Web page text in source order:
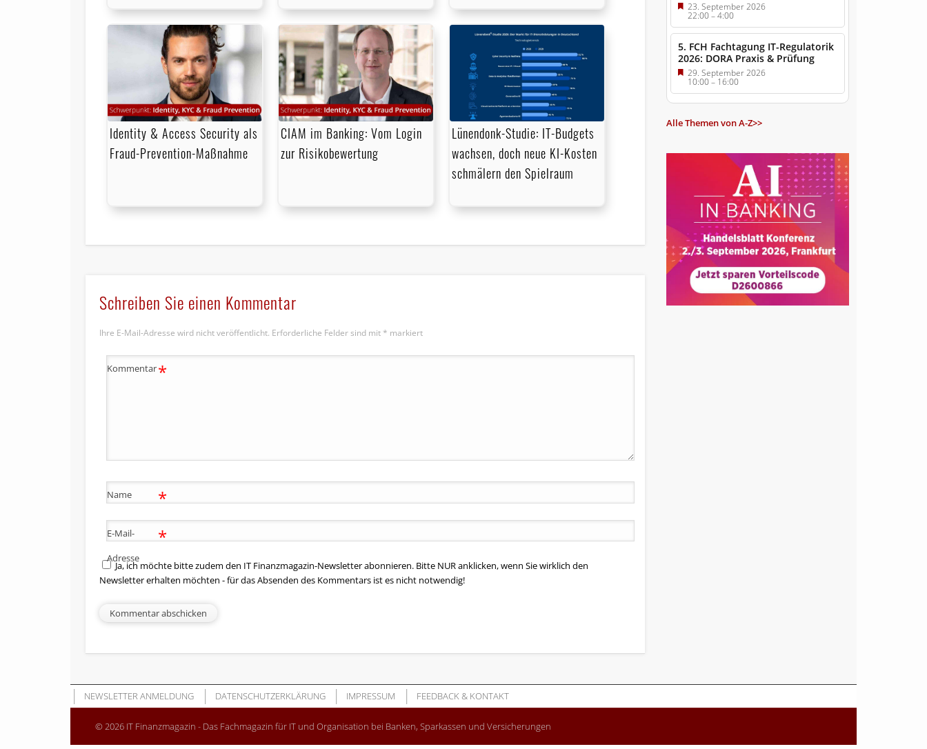
Identity & Access Security als
Fraud-Prevention-Maßnahme
CIAM im Banking: Vom Login
zur Risikobewertung
Lünendonk-Studie: IT-Budgets
wachsen, doch neue KI-Kosten
schmälern den Spielraum
Schreiben Sie einen Kommentar
Ihre E-Mail-Adresse wird nicht veröffentlicht. Erforderliche Felder sind mit * markiert
Kommentar*
Name *
E-Mail-
Adresse
*
Ja, ich möchte bitte zudem den IT Finanzmagazin-Newsletter abonnieren. Bitte NUR anklicken, wenn Sie wirklich den
Newsletter erhalten möchten - für das Absenden des Kommentars ist es nicht notwendig!
23. September 2026
22:00–4:00
5. FCH Fachtagung IT-Regulatorik
2026: DORA Praxis & Prüfung
29. September 2026
10:00– 16:00
Alle Themen von A-Z>>
NEWSLETTER ANMELDUNG DATENSCHUTZERKLÄRUNG IMPRESSUM FEEDBACK & KONTAKT
© 2026 IT Finanzmagazin - Das Fachmagazin für IT und Organisation bei Banken, Sparkassen und Versicherungen